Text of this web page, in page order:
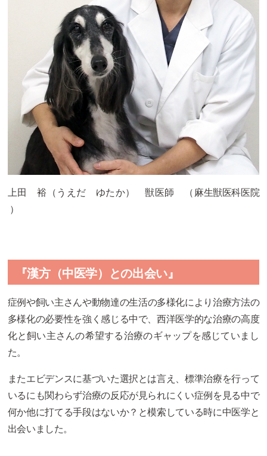
上田 裕（うえだ ゆたか） 獣医師 （ 麻生獣医科医院
）
『漢方（中医学）との出会い』
症例や飼い主さんや動物達の生活の多様化により治療方法の
多様化の必要性を強く感じる中で、西洋医学的な治療の高度
化と飼い主さんの希望する治療のギャップを感じていまし
た。
またエビデンスに基づいた選択とは言え、標準治療を行って
いるにも関わらず治療の反応が見られにくい症例 を見る中で
何か他に打てる手段はないか？ と模索している時に中医学と
出会いました。